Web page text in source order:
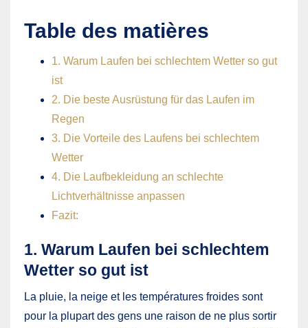
Table des matières
1. Warum Laufen bei schlechtem Wetter so gut
ist
2. Die beste Ausrüstung für das Laufen im
Regen
3. Die Vorteile des Laufens bei schlechtem
Wetter
4. Die Laufbekleidung an schlechte
Lichtverhältnisse anpassen
Fazit:
1. Warum Laufen bei schlechtem
Wetter so gut ist
La pluie, la neige et les températures froides sont
pour la plupart des gens une raison de ne plus sortir